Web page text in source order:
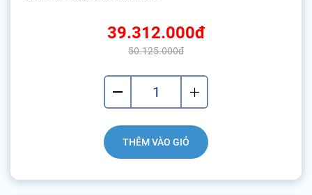
39.312.000đ
50.125.000đ
THÊM VÀO GIỎ